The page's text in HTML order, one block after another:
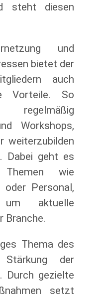
steht diesen
und
bietet der
auch
Vorteile. So
Workshops,
weiterzubilden
Dabei geht es
wie
oder Personal,
aktuelle
Branche.
Thema des
der
Durch gezielte
setzt